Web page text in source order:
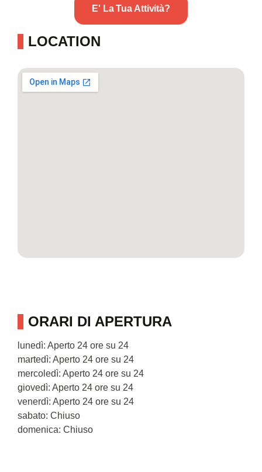
E' La Tua Attività?
LOCATION
ORARI DI APERTURA
lunedì: Aperto 24 ore su 24
martedì: Aperto 24 ore su 24
mercoledì: Aperto 24 ore su 24
giovedì: Aperto 24 ore su 24
venerdì: Aperto 24 ore su 24
sabato: Chiuso
domenica: Chiuso